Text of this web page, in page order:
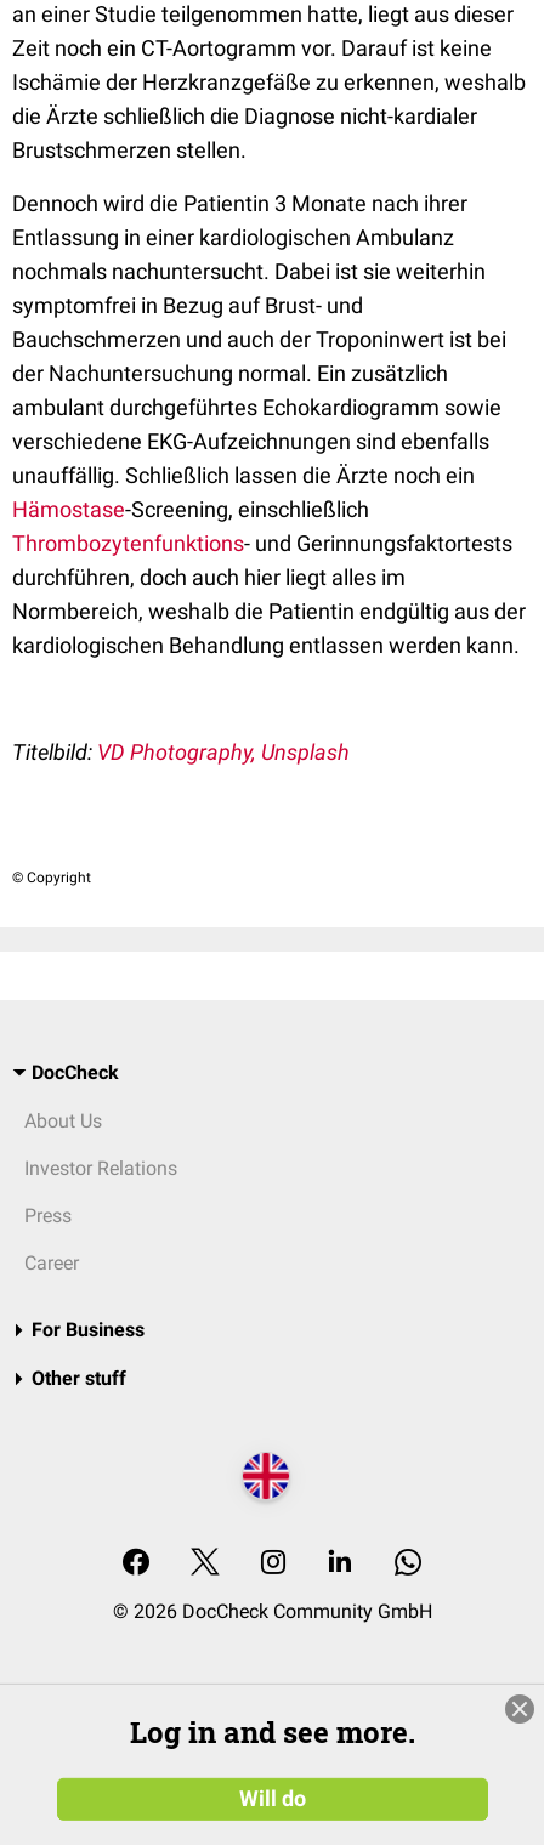
an einer Studie teilgenommen hatte, liegt aus dieser
Zeit noch ein CT-Aortogramm vor. Darauf ist keine
Ischämie der Herzkranzgefäße zu erkennen, weshalb
die Ärzte schließlich die Diagnose nicht-kardialer
Brustschmerzen stellen.
Dennoch wird die Patientin 3 Monate nach ihrer
Entlassung in einer kardiologischen Ambulanz
nochmals nachuntersucht. Dabei ist sie weiterhin
symptomfrei in Bezug auf Brust- und
Bauchschmerzen und auch der Troponinwert ist bei
der Nachuntersuchung normal. Ein zusätzlich
ambulant durchgeführtes Echokardiogramm sowie
verschiedene EKG-Aufzeichnungen sind ebenfalls
unauffällig. Schließlich lassen die Ärzte noch ein
Hämostase-Screening, einschließlich
Thrombozytenfunktions- und Gerinnungsfaktortests
durchführen, doch auch hier liegt alles im
Normbereich, weshalb die Patientin endgültig aus der
kardiologischen Behandlung entlassen werden kann.
Titelbild: VD Photography, Unsplash
© Copyright
DocCheck
About Us
Investor Relations
Press
Career
For Business
Other stuff
© 2026 DocCheck Community GmbH
Log in and see more.
Will do